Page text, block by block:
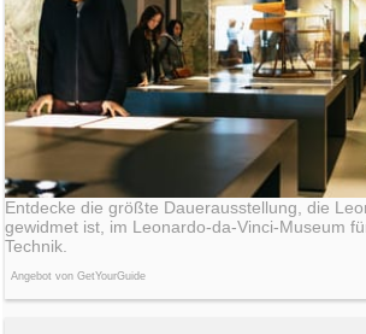
Entdecke die größte Dauerausstellung, die
gewidmet ist, im Leonardo-da-Vinci-Museum
Technik.
Angebot von GetYourGuide